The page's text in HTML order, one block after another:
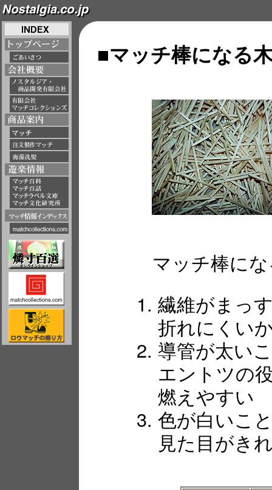
■マッチ棒になる
マッチ棒にな
繊維がまっ
折れにくい
導管が太い
エントツの
燃えやすい
色が白いこ
見た目がき